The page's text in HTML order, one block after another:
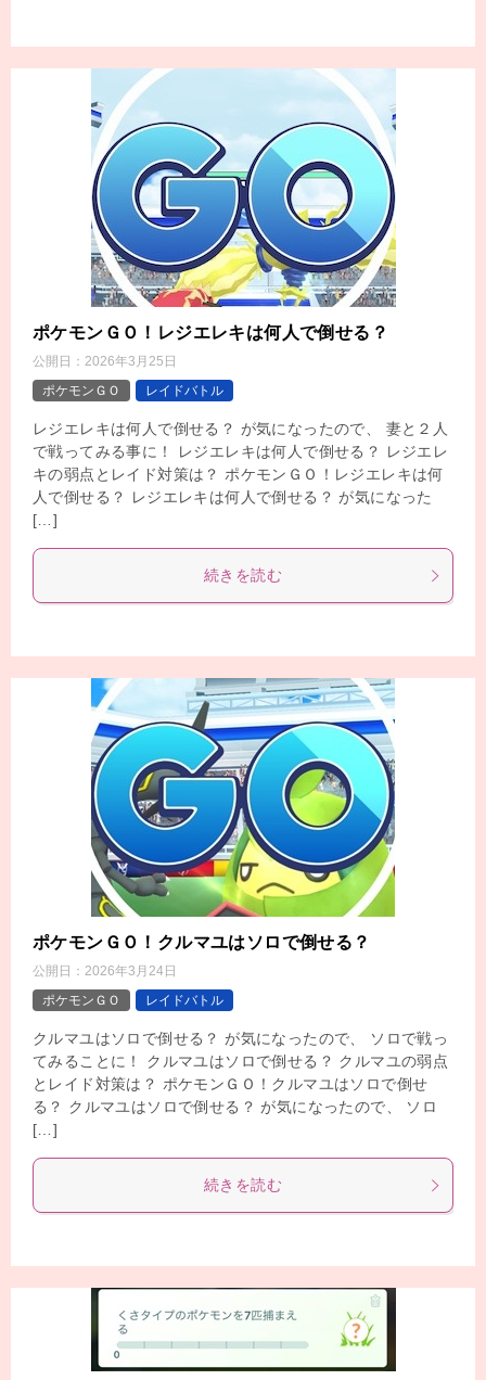
ポケモンＧＯ！レジエレキは何人で倒せる？
公開日： 2026年3月25日
ポケモンＧＯ
レイドバトル
レジエレキは何人で倒せる？ が気になったので、 妻と２人
で戦ってみる事に！ レジエレキは何人で倒せる？ レジエレ
キの弱点とレイド対策は？ ポケモンＧＯ！レジエレキは何
人で倒せる？ レジエレキは何人で倒せる？ が気になった
[…]
続きを読む
ポケモンＧＯ！クルマユはソロで倒せる？
公開日： 2026年3月24日
ポケモンＧＯ
レイドバトル
クルマユはソロで倒せる？ が気になったので、 ソロで戦っ
てみることに！ クルマユはソロで倒せる？ クルマユの弱点
とレイド対策は？ ポケモンＧＯ！クルマユはソロで倒せ
る？ クルマユはソロで倒せる？ が気になったので、 ソロ
[…]
続きを読む